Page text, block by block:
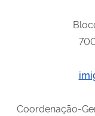
Coordenação-